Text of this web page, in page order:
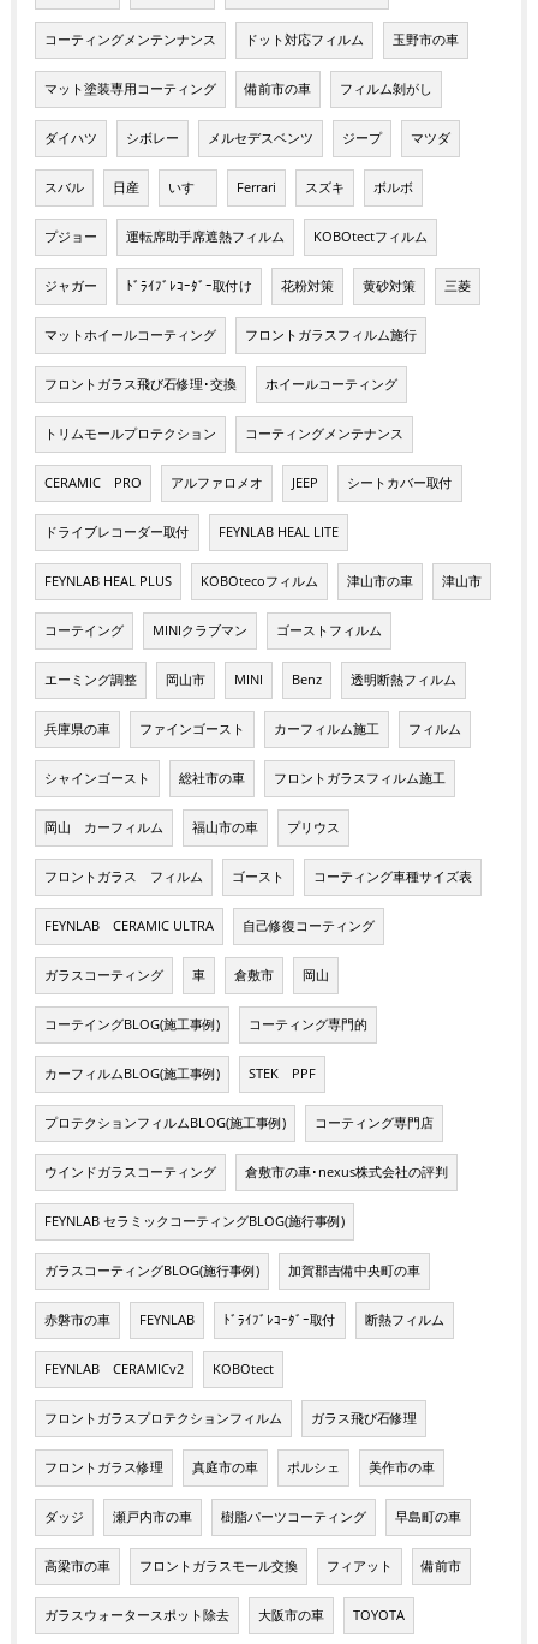
コーティングメンテンナンス ドット対応フィルム 玉野市の車
マット塗装専用コーティング 備前市の車 フィルム剝がし
ダイハツ シボレー メルセデスベンツ ジープ マツダ
スバル 日産 いすゞ Ferrari スズキ ボルボ
プジョー 運転席助手席遮熱フィルム KOBOtectフィルム
ジャガー ﾄﾞﾗｲﾌﾞﾚｺｰﾀﾞｰ取付け 花粉対策 黄砂対策 三菱
マットホイールコーティング フロントガラスフィルム施行
フロントガラス飛び石修理･交換 ホイールコーティング
トリムモールプロテクション コーティングメンテナンス
CERAMIC PRO アルファロメオ JEEP シートカバー取付
ドライブレコーダー取付 FEYNLAB HEAL LITE
FEYNLAB HEAL PLUS KOBOtecoフィルム 津山市の車 津山市
コーテイング MINIクラブマン ゴーストフィルム
エーミング調整 岡山市 MINI Benz 透明断熱フィルム
兵庫県の車 ファインゴースト カーフィルム施工 フィルム
シャインゴースト 総社市の車 フロントガラスフィルム施工
岡山 カーフィルム 福山市の車 プリウス
フロントガラス フィルム ゴースト コーティング車種サイズ表
FEYNLAB CERAMIC ULTRA 自己修復コーティング
ガラスコーティング 車 倉敷市 岡山
コーテイングBLOG(施工事例) コーティング専門的
カーフィルムBLOG(施工事例) STEK PPF
プロテクションフィルムBLOG(施工事例) コーティング専門店
ウインドガラスコーティング 倉敷市の車･nexus株式会社の評判
FEYNLAB セラミックコーティングBLOG(施行事例)
ガラスコーティングBLOG(施行事例) 加賀郡吉備中央町の車
赤磐市の車 FEYNLAB ﾄﾞﾗｲﾌﾞﾚｺｰﾀﾞｰ取付 断熱フィルム
FEYNLAB CERAMICv2 KOBOtect
フロントガラスプロテクションフィルム ガラス飛び石修理
フロントガラス修理 真庭市の車 ポルシェ 美作市の車
ダッジ 瀬戸内市の車 樹脂パーツコーティング 早島町の車
高梁市の車 フロントガラスモール交換 フィアット 備前市
ガラスウォータースポット除去 大阪市の車 TOYOTA